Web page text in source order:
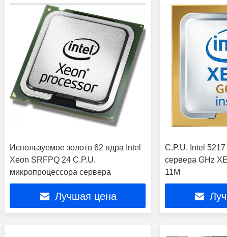
Используемое золото 62 ядра Intel
Xeon SRFPQ 24 C.P.U.
микропроцессора сервера
Лучшая цена
C.P.U. Intel
сервера GHz
11M